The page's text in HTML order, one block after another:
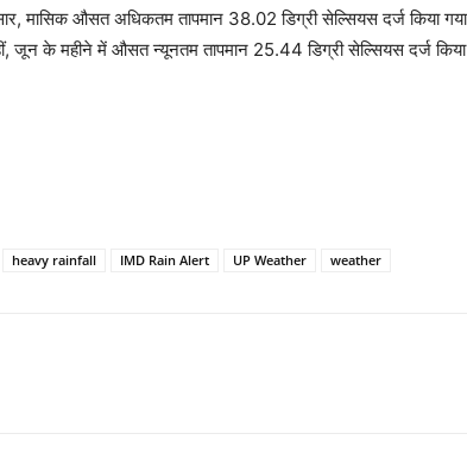
मासिक औसत अधिकतम तापमान 38.02 डिग्री सेल्सियस दर्ज किया
जून के महीने में औसत न्यूनतम तापमान 25.44 डिग्री सेल्सियस दर्ज किया
heavy rainfall IMD Rain Alert UP Weather weather